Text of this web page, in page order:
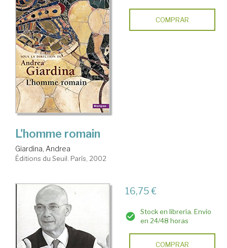
COMPRAR
L'homme romain
Giardina, Andrea
Éditions du Seuil. París, 2002
16,75 €
Stock en librería. Envío
en 24/48 horas
COMPRAR